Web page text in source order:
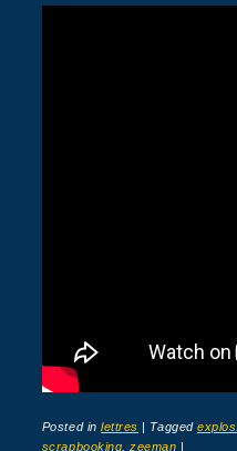
Posted inlettres | Taggedexplos
scrapbooking ,zeeman |